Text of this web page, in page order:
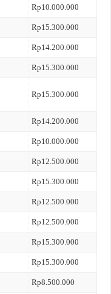
Rp10.000.000
Rp15.300.000
Rp14.200.000
Rp15.300.000
Rp15.300.000
Rp14.200.000
Rp10.000.000
Rp12.500.000
Rp15.300.000
Rp12.500.000
Rp12.500.000
Rp15.300.000
Rp15.300.000
Rp8.500.000